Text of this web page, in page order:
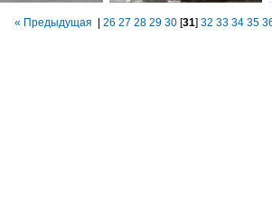
« Предыдущая 26 27 28 29 30 [31] 32 33 34 35